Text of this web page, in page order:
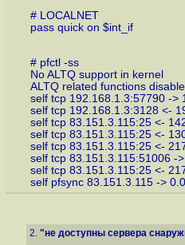
# LOCALNET
pass quick on $int_if
# pfctl -ss
No ALTQ support in kernel
ALTQ related functions
self tcp 192.168.1.3:57790 -
self tcp 192.168.1.3:3128 <-
self tcp 83.151.3.115:25 <-
self tcp 83.151.3.115:25 <-
self tcp 83.151.3.115:25 <-
self tcp 83.151.3.115:51006
self tcp 83.151.3.115:25 <-
self pfsync 83.151.3.115 ->
2. "не доступны сервера